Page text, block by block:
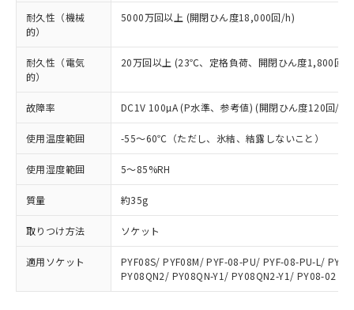
耐久性（機械
的）
5000万回以上 (開閉ひん度18,000回/h)
耐久性（電気
的）
20万回以上 (23℃、定格負荷、開閉ひん度1,800回/
故障率 DC1V 100µA (P水準、参考値) (開閉ひん度120回/
使用温度範囲 -55～60℃（ただし、氷結、結露しないこと）
使用湿度範囲 5～85%RH
質量 約35g
取りつけ方法 ソケット
適用ソケット
PYF08S/ PYF08M/ PYF-08-PU/ PYF-08-PU-L/
PY08QN2/ PY08QN-Y1/ PY08QN2-Y1/ PY08-02
点は「販売ネットワーク
」をご確認
在庫状況および標準価格結果を当社の
事前の承諾なく第三者に漏洩または開
マイパーツ機能（部品リスト作成サー
ビス）をご利用いただくには、I-Web
あります。
お客様が当ウェブサイト上で当社にご
および当社の共同利用者が、当社の製
品・サービスに関するお客様との取
引・商談に必要な範囲で利用すること
をご了承ください。
※当社の共同利用者とは、"個人情報
の共同利用に関して"
の「1.共同利
用者の範囲」に記載されている法人を
図的な使用がないことを確認しています。
※2 対応予定月
部品在庫の切り替え状況などにより、予定
月が前後することがあります。
※3 非含有証明書ダウンロード
下記の非含有証明書をダウンロードするこ
とができます。
EU RoHS指令（10物質）の非含有証明書
51物質の非含有証明書（当社基準）
※本証明書は発行日時点で非含有を証明す
※2 環境保護使用期限
「ｅ」：有害物質（10物質）のすべてが基
準値以下であることを示します。
「10」：通常の使用状況下において有害物
質が外部に漏えいし、環境に深刻な影響を
及ぼさない年数を意味します。
「－」：未確認です。当社販売部門へお問
い合わせください。
武器並びにこれらの製造装置等に一切
使用いたしません。
場合は、上記1、2および3の内容を当
販売先および販売に係わる関係者が違
法に輸出するおそれがある場合は、取
り引きをいたしません。
合意する
いては、お客様のお取引先、ま
たはお客様担当のオムロン制御
機器販売店・当社販売員にご確
認ください)
受注生産機種、また在庫状況の
情報を公開していない機種